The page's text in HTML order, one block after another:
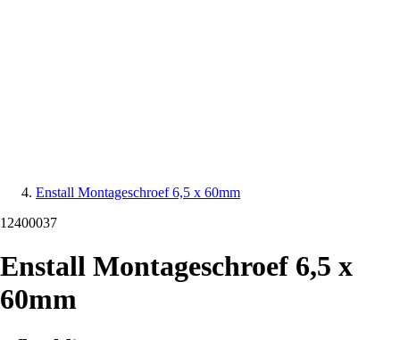
Enstall Montageschroef 6,5 x 60mm
12400037
Enstall Montageschroef 6,5 x
60mm